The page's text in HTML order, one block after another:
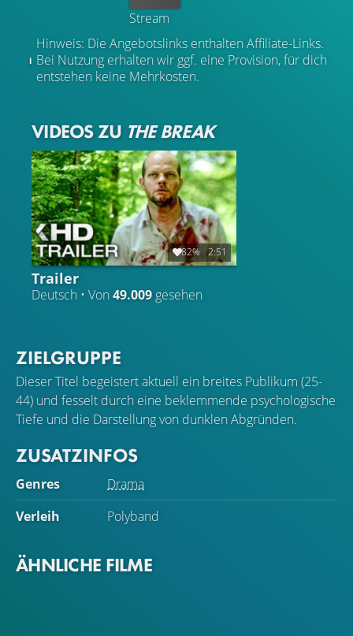
Stream
Hinweis: Die Angebotslinks enthalten Affiliate-Links.
Bei Nutzung erhalten wir ggf. eine Provision, für dich
entstehen keine Mehrkosten.
VIDEOS ZU THE BREAK
82% 2:51
Trailer
Deutsch • Von49.009 gesehen
ZIELGRUPPE
Dieser Titel begeistert aktuell ein breites Publikum (25-
44) und fesselt durch eine beklemmende psychologische
Tiefe und die Darstellung von dunklen Abgründen.
ZUSATZINFOS
Genres
Drama
Verleih
Polyband
ÄHNLICHE FILME